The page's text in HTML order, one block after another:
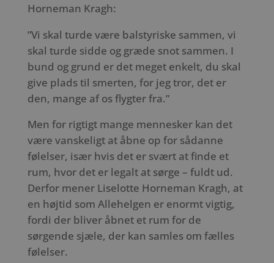
Horneman Kragh:
”Vi skal turde være balstyriske sammen, vi
skal turde sidde og græde snot sammen. I
bund og grund er det meget enkelt, du skal
give plads til smerten, for jeg tror, det er
den, mange af os flygter fra.”
Men for rigtigt mange mennesker kan det
være vanskeligt at åbne op for sådanne
følelser, især hvis det er svært at finde et
rum, hvor det er legalt at sørge – fuldt ud.
Derfor mener Liselotte Horneman Kragh, at
en højtid som Allehelgen er enormt vigtig,
fordi der bliver åbnet et rum for de
sørgende sjæle, der kan samles om fælles
følelser.